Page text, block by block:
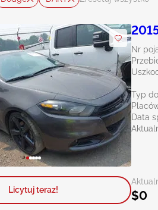
Nr
Typ
Data
$0
Licytuj teraz!